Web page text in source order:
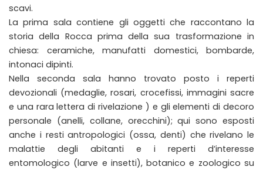
scavi.
La prima sala contiene gli oggetti che raccontano la
storia della Rocca prima della sua trasformazione in
chiesa: ceramiche, manufatti domestici, bombarde,
intonaci dipinti.
Nella seconda sala hanno trovato posto i reperti
devozionali (medaglie, rosari, crocefissi, immagini sacre
e una rara lettera di rivelazione ) e gli elementi di decoro
personale (anelli, collane, orecchini); qui sono esposti
anche i resti antropologici (ossa, denti) che rivelano le
malattie degli abitanti e i reperti d’interesse
entomologico (larve e insetti), botanico e zoologico su